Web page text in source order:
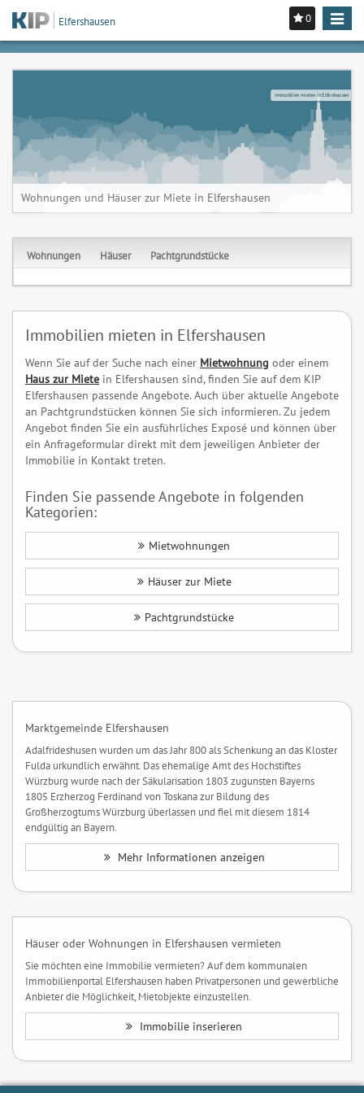
0
Toggle
Elfershausen
Immobilien mieten in Elfershausen
Wohnungen und Häuser zur Miete in Elfershausen
Wohnungen Häuser Pachtgrundstücke
Immobilien mieten in Elfershausen
Wenn Sie auf der Suche nach einer Mietwohnung oder einem
Haus zur Miete in Elfershausen sind, finden Sie auf dem KIP
Elfershausen passende Angebote. Auch über aktuelle Angebote
an Pachtgrundstücken können Sie sich informieren. Zu jedem
Angebot finden Sie ein ausführliches Exposé und können über
ein Anfrageformular direkt mit dem jeweiligen Anbieter der
Immobilie in Kontakt treten.
Finden Sie passende Angebote in folgenden
Kategorien:
Mietwohnungen
Häuser zur Miete
Pachtgrundstücke
Marktgemeinde Elfershausen
Adalfrideshusen wurden um das Jahr 800 als Schenkung an das Kloster
Fulda urkundlich erwähnt. Das ehemalige Amt des Hochstiftes
Würzburg wurde nach der Säkularisation 1803 zugunsten Bayerns
1805 Erzherzog Ferdinand von Toskana zur Bildung des
Großherzogtums Würzburg überlassen und fiel mit diesem 1814
endgültig an Bayern.
Mehr Informationen anzeigen
Häuser oder Wohnungen in Elfershausen vermieten
Sie möchten eine Immobilie vermieten? Auf dem kommunalen
Immobilienportal Elfershausen haben Privatpersonen und gewerbliche
Anbieter die Möglichkeit, Mietobjekte einzustellen.
Immobilie inserieren